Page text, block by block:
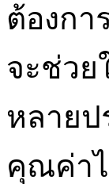
ต้องกา
จะช่ว
หลายป
คุณค่า